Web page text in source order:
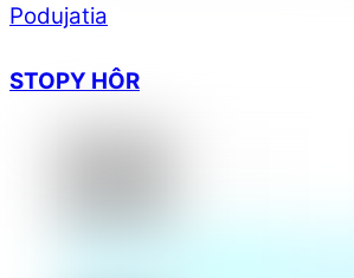
Podujatia
STOPY HÔR